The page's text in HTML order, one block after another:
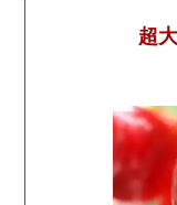
超